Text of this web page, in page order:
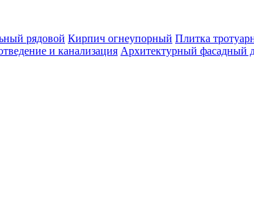
рядовой Кирпич огнеупорный Плитка
и канализация Архитектурный фасадный